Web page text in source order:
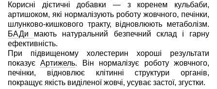
Корисні дієтичні добавки — з коренем кульбаби,
артишоком, які нормалізують роботу жовчного, печінки,
шлунково-кишкового тракту, відновлюють метаболізм.
БАДи
мають натуральний безпечний склад і гарну
ефективність.
При підвищеному холестерин хороші результати
показуєАртижель. Він нормалізує роботу жовчного,
печінки, відновлює клітинні структури органів,
покращує якість виділеної жовчі, усуває застої, згустки.